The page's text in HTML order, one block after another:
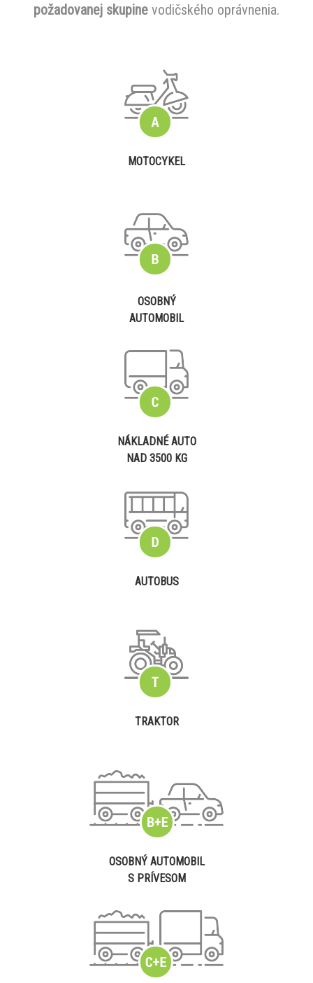
požadovanej skupine vodičského oprávnenia.
MOTOCYKEL
OSOBNÝ
AUTOMOBIL
NÁKLADNÉ AUTO
NAD 3500 KG
AUTOBUS
TRAKTOR
OSOBNÝ AUTOMOBIL
S PRÍVESOM